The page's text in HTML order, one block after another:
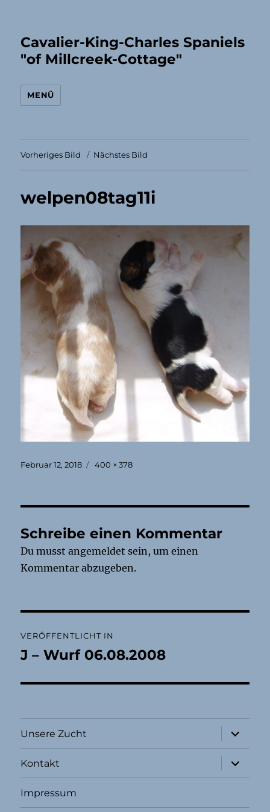
Cavalier-King-Charles Spaniels
"of Millcreek-Cottage"
MENÜ
Vorheriges Bild Nächstes Bild
welpen08tag11i
Veröffentlicht
Februar 12, 2018 Originalgröße
400 × 378
Schreibe einen Kommentar
Du musstangemeldet sein, um einen
Kommentar abzugeben.
VERÖFFENTLICHT IN
J – Wurf 06.08.2008
Unsere Zucht
öffnen
Kontakt
öffnen
Impressum